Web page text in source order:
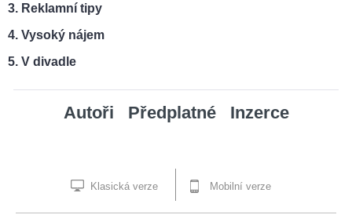
Reklamní tipy
Vysoký nájem
V divadle
Autoři Předplatné Inzerce
Klasická verze Mobilní verze